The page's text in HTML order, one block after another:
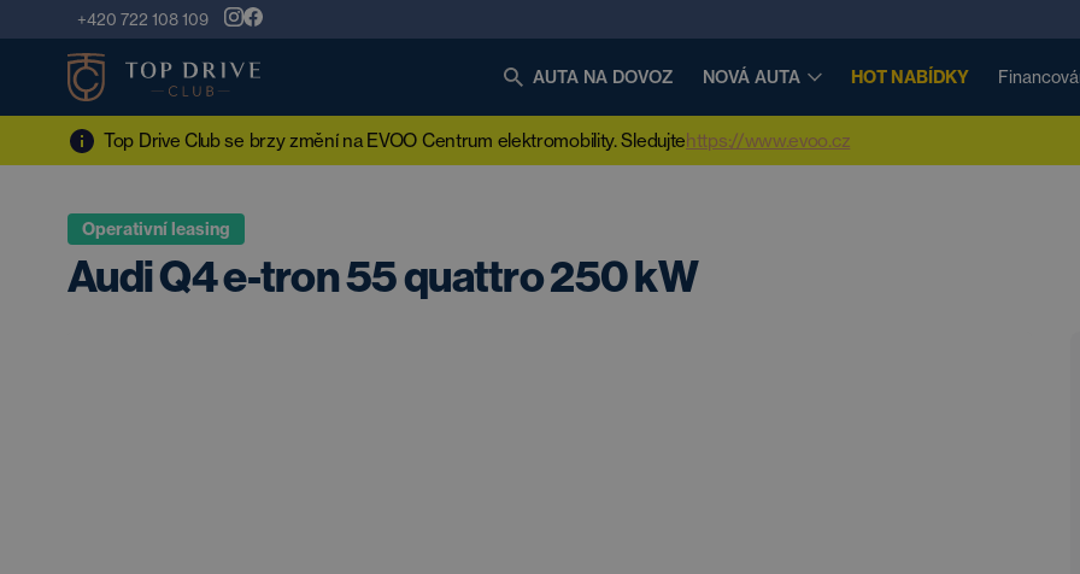
+420 722 108 109
AUTA NA DOVOZ NOVÁ AUTA HOT NABÍDKY
Top Drive Club se brzy změní na EVOO Centrum elektromobility. Sledujtehttps://www.evoo.cz
Operativní leasing
Audi Q4 e-tron 55 quattro 250 kW